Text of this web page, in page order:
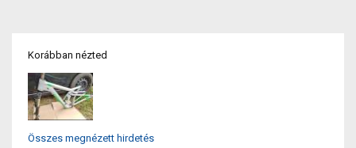
Korábban nézted
Összes megnézett hirdetés